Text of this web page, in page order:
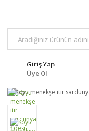
Giriş Yap
Üye Ol